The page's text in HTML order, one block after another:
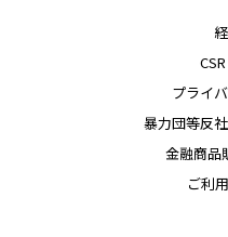
プライ
暴力団等反
金融商品
ご利